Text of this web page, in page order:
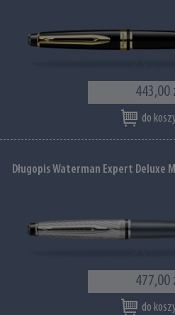
443,00
do
Długopis Waterman Expert Deluxe
477,00
do